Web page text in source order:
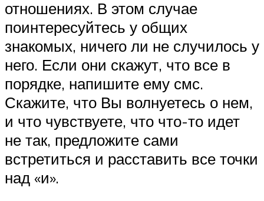
отношениях. В этом случае
поинтересуйтесь у общих
знакомых, ничего ли не случилось у
него. Если они скажут, что все в
порядке, напишите ему смс.
Скажите, что Вы волнуетесь о нем,
и что чувствуете, что что-то идет
не так, предложите сами
встретиться и расставить все точки
над «и».